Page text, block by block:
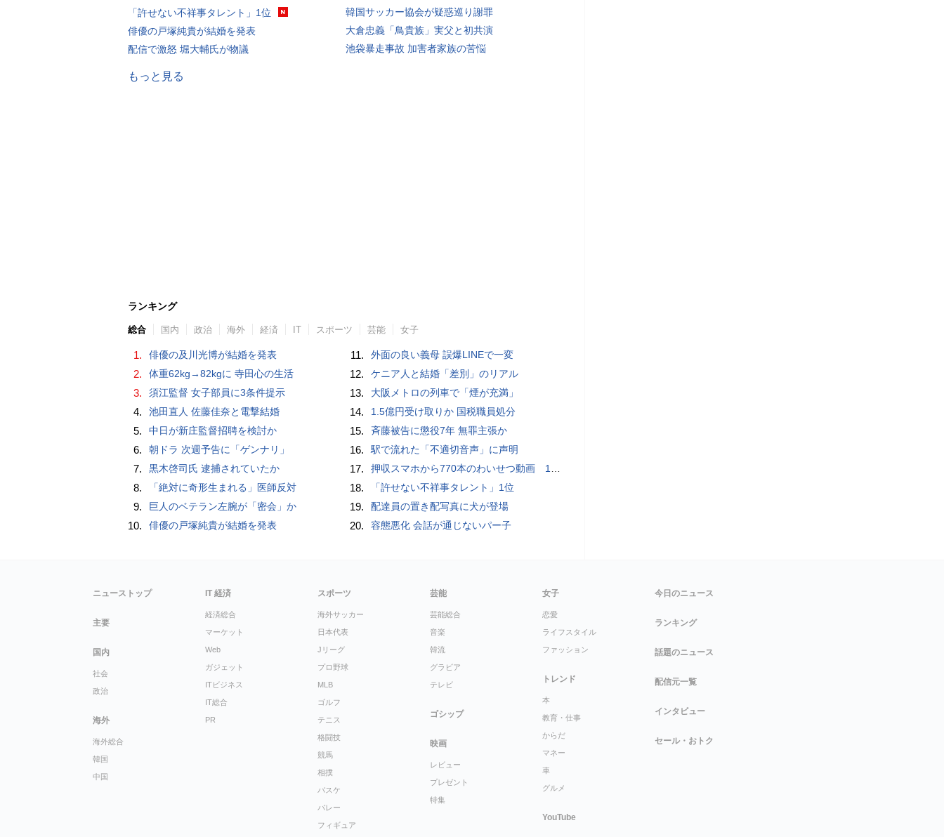
「許せない不祥事タレント」1位
俳優の戸塚純貴が結婚を発表
配信で激怒 堀大輔氏が物議
韓国サッカー協会が疑惑巡り謝罪
大倉忠義「鳥貴族」実父と初共演
池袋暴走事故 加害者家族の苦悩
もっと見る
ランキング
総合 国内 政治 海外 経済 IT スポーツ 芸能 女子
1. 俳優の及川光博が結婚を発表
2. 体重62kg→82kgに 寺田心の生活
3. 須江監督 女子部員に3条件提示
4. 池田直人 佐藤佳奈と電撃結婚
5. 中日が新庄監督招聘を検討か
6. 朝ドラ 次週予告に「ゲンナリ」
7. 黒木啓司氏 逮捕されていたか
8. 「絶対に奇形生まれる」医師反対
9. 巨人のベテラン左腕が「密会」か
10. 俳優の戸塚純貴が結婚を発表
11. 外面の良い義母 誤爆LINEで一変
12. ケニア人と結婚「差別」のリアル
13. 大阪メトロの列車で「煙が充満」
14. 1.5億円受け取りか 国税職員処分
15. 斉藤被告に懲役7年 無罪主張か
16. 駅で流れた「不適切音声」に声明
17. 押収スマホから770本のわいせつ動画 15歳少女に酒と薬飲ませ性的暴行か 54歳男を再逮捕 「薬もありますよ」とSNSで誘い出し
18. 「許せない不祥事タレント」1位
19. 配達員の置き配写真に犬が登場
20. 容態悪化 会話が通じないパー子
ニューストップ
主要
国内
社会
政治
海外
海外総合
韓国
中国
IT 経済
経済総合
マーケット
Web
ガジェット
ITビジネス
IT総合
PR
スポーツ
海外サッカー
日本代表
Jリーグ
プロ野球
MLB
ゴルフ
テニス
格闘技
競馬
相撲
バスケ
バレー
フィギュア
芸能
芸能総合
音楽
韓流
グラビア
テレビ
ゴシップ
映画
レビュー
プレゼント
特集
女子
恋愛
ライフスタイル
ファッション
トレンド
本
教育・仕事
からだ
マネー
車
グルメ
YouTube
今日のニュース
ランキング
話題のニュース
配信元一覧
インタビュー
セール・おトク